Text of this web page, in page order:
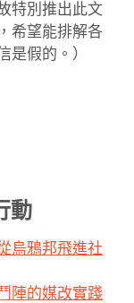
特別推出此文
希望能排解各
是假的。）
動
烏鴉邦飛進社
陣的媒改實踐